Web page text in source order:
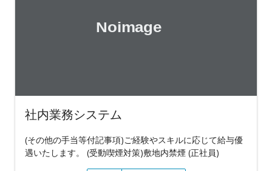
社内業務システム
(その他の手当等付記事項)ご経験やスキルに応じて給与優
遇いたします。 (受動喫煙対策)敷地内禁煙 (正社員)